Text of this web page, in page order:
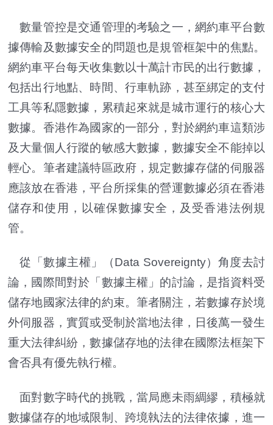
數量管控是交通管理的考驗之一，網約車平台數
據傳輸及數據安全的問題也是規管框架中的焦點。
網約車平台每天收集數以十萬計市民的出行數據，
包括出行地點、時間、行車軌跡，甚至綁定的支付
工具等私隱數據，累積起來就是城市運行的核心大
數據。香港作為國家的一部分，對於網約車這類涉
及大量個人行蹤的敏感大數據，數據安全不能掉以
輕心。筆者建議特區政府，規定數據存儲的伺服器
應該放在香港，平台所採集的營運數據必須在香港
儲存和使用，以確保數據安全，及受香港法例規
管。
從「數據主權」（Data Sovereignty）角度去討
論，國際間對於「數據主權」的討論，是指資料受
儲存地國家法律的約束。筆者關注，若數據存於境
外伺服器，實質或受制於當地法律，日後萬一發生
重大法律糾紛，數據儲存地的法律在國際法框架下
會否具有優先執行權。
面對數字時代的挑戰，當局應未雨綢繆，積極就
數據儲存的地域限制、跨境執法的法律依據，進一